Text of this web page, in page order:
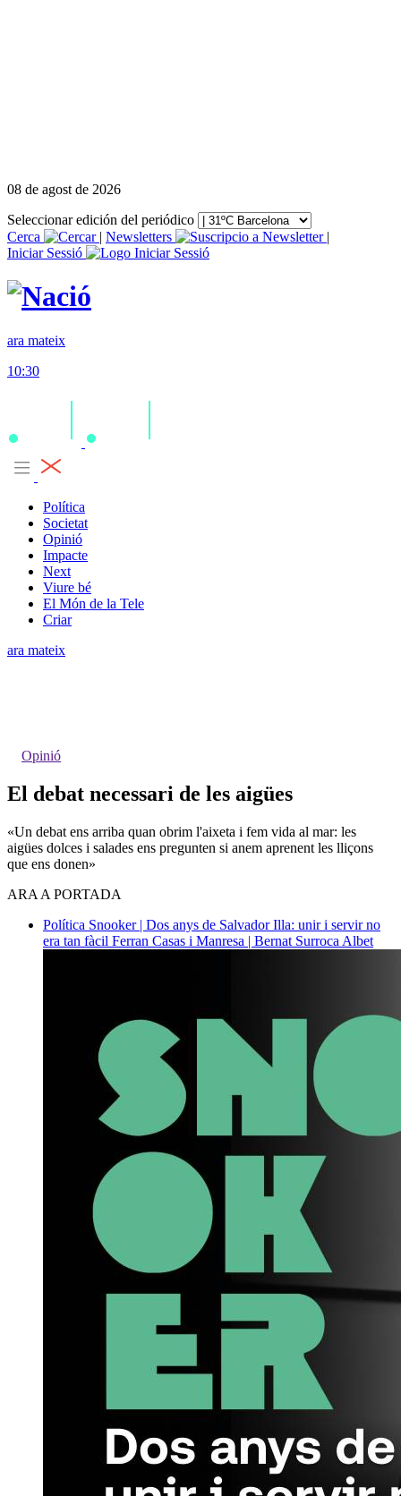
08 de agost de 2026
Seleccionar edición del periódico
Cerca
| Newsletters
|
Iniciar Sessió
ara mateix
10:30
Política
Societat
Opinió
Impacte
Next
Viure bé
El Món de la Tele
Criar
ara mateix
Opinió
El debat necessari de les aigües
«Un debat ens arriba quan obrim l'aixeta i fem vida al mar: les
aigües dolces i salades ens pregunten si anem aprenent les lliçons
que ens donen»
ARA A PORTADA
Política Snooker | Dos anys de Salvador Illa: unir i servir no
era tan fàcil Ferran Casas i Manresa | Bernat Surroca Albet